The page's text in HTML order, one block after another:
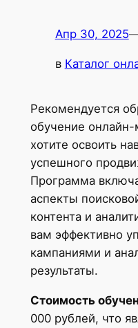
Апр 30, 2025
в Каталог
Рекомендуется
обучение онлайн-
хотите освоить
успешного
Программа
аспекты
контента и
вам эффективно
кампаниями и
результаты.
Стоимость
000 рублей, что